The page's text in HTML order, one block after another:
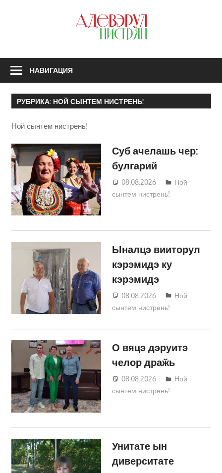
НАВИГАЦИЯ
РУБРИКА: НОЙ СЫНТЕМ НИСТРЕНЬ!
Ной сынтем нистрень!
Суб ачелашь чер:
булгарий
08.08.2026
Татьяна
Трифонова
Ной
сынтем нистрень!
Ыналцэ вииторул
кэрэмидэ ку
кэрэмидэ
08.08.2026
Татьяна
Трифонова
Ной
сынтем нистрень!
О вяцэ дэруитэ
челор драӂь
08.08.2026
Татьяна
Трифонова
Ной
сынтем нистрень!
Унитате ын
диверситате